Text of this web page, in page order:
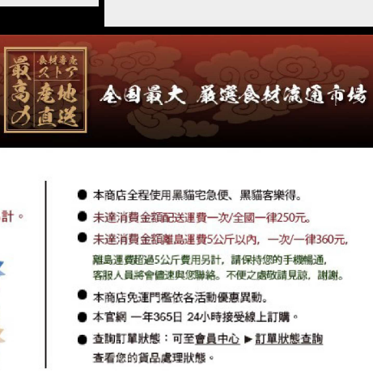
●自取者:須留發票已備取貨查詢
●宅配者:須備註指定到貨日。
⑦食材認知:每人對食材認知不同，詳見主持人講解能
接受再出價。
⑧每次加價以$100元以上為最低喊價單位。
⑩得標商品無提供試吃，並無鑑賞期，若收到商品如
有任何疑慮，請LINE私訊小幫手。
⑪直播拍賣競標商品，對出價得標者之公平和尊重恕
無法+1購買,敬請見諒。
⑫如遇瞬間湧入人群流量過大，請以LINE聯繫小幫手
☞
https://line.me/ti/p/@jmp5628t
⑬如有不完善之處，歡迎大家提供意見和給予鼓勵是
濱江的動力。
作天內退貨款給您，款項將退回原訂購人或匯款轉帳
5. LINE客服中心：
https://line.me/ti/p/@jmp5628t